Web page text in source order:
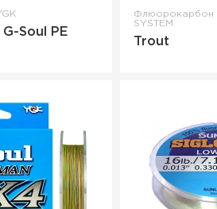
G-Soul РЕ
Флюорокарбон
SYSTEM
Trout